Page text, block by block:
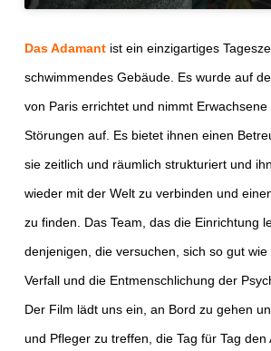
Das Adamantist ein einzigartiges
schwimmendes Gebäude. Es wurde auf
von Paris errichtet und nimmt Erwachsene
Störungen auf. Es bietet ihnen einen
sie zeitlich und räumlich strukturiert und
wieder mit der Welt zu verbinden und
zu finden. Das Team, das die Einrichtung
denjenigen, die versuchen, sich so gut
Verfall und die Entmenschlichung der
Der Film lädt uns ein, an Bord zu gehen
und Pfleger zu treffen, die Tag für Tag den